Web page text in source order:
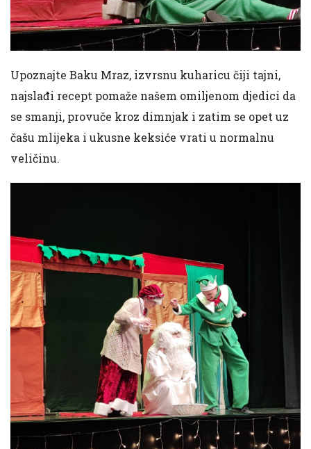
Upoznajte Baku Mraz, izvrsnu kuharicu čiji tajni,
najslađi recept pomaže našem omiljenom djedici da
se smanji, provuče kroz dimnjak i zatim se opet uz
čašu mlijeka i ukusne keksiće vrati u normalnu
veličinu.